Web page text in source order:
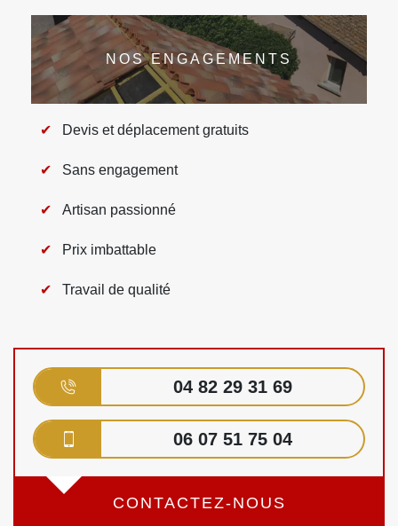
NOS ENGAGEMENTS
Devis et déplacement gratuits
Sans engagement
Artisan passionné
Prix imbattable
Travail de qualité
04 82 29 31 69
06 07 51 75 04
CONTACTEZ-NOUS